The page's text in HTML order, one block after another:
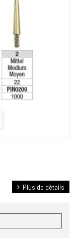
Plus de détails